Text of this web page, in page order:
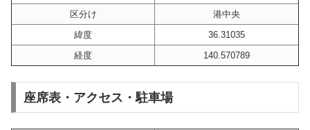
区分け
港中央
緯度
36.31035
経度
140.570789
座席表・アクセス・駐車場